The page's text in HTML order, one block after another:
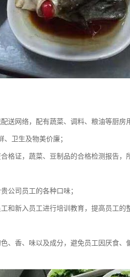
送网络，配有蔬菜、调料、粮油等厨
卫生及物美价廉；
格证，蔬菜、豆制品的合格检测报告
公司员工的各种口味；
和新入员工进行培训教育，提高员工
、香、味以及成分，避免员工因厌食